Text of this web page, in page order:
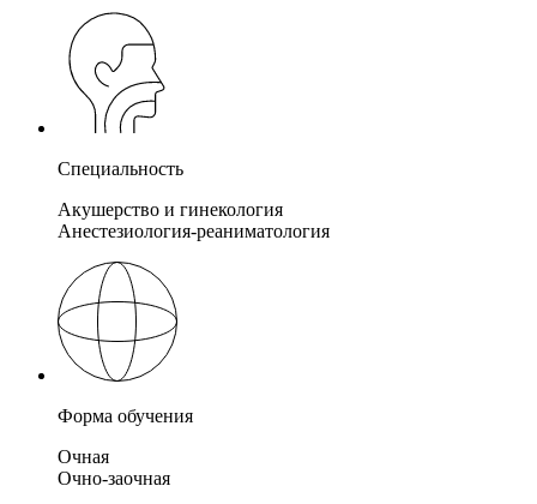
Специальность
Акушерство и гинекология
Анестезиология-реаниматология
Форма обучения
Очная
Очно-заочная